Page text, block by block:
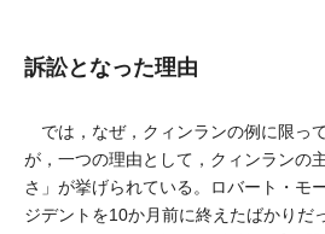
訴訟となった理由
では，なぜ，クィンランの例に限っ
が，一つの理由として，クィンランの
さ」が挙げられている。ロバート・モ
ジデントを10か月前に終えたばかりだ